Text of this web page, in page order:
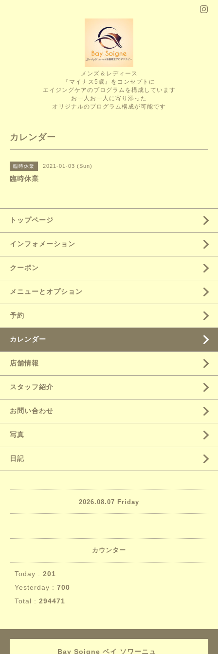
メンズ＆レディース
『マイナス5歳』をコンセプトに
エイジングケアのプログラムを構成しています
お一人お一人に寄り添った
オリジナルのプログラム構成が可能です
カレンダー
臨時休業 2021-01-03 (Sun)
臨時休業
トップページ
インフォメーション
クーポン
メニューとオプション
予約
カレンダー
店舗情報
スタッフ紹介
お問い合わせ
写真
日記
2026.08.07 Friday
カウンター
Today : 201
Yesterday : 700
Total : 294471
Bay Soigne ベイ ソワーニュ